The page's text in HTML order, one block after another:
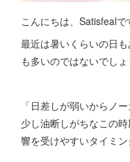
こんにちは、Satisfealで
最近は暑いくらいの日
も多いのではないでしょ
「日差しが弱いからノ
少し油断しがちなこの
響を受けやすいタイミン